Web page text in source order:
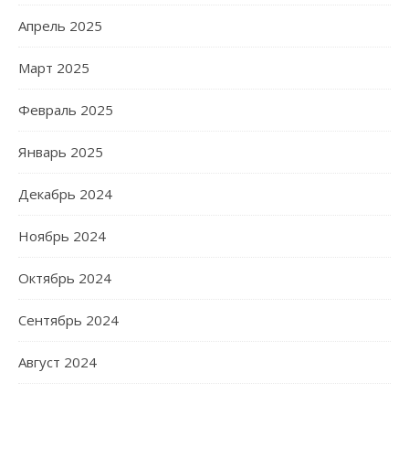
Апрель 2025
Март 2025
Февраль 2025
Январь 2025
Декабрь 2024
Ноябрь 2024
Октябрь 2024
Сентябрь 2024
Август 2024